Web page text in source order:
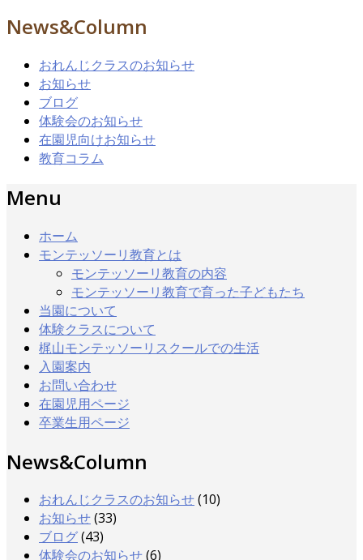
News&Column
おれんじクラスのお知らせ
お知らせ
ブログ
体験会のお知らせ
在園児向けお知らせ
教育コラム
Menu
ホーム
モンテッソーリ教育とは
モンテッソーリ教育の内容
モンテッソーリ教育で育った子どもたち
当園について
体験クラスについて
梶山モンテッソーリスクールでの生活
入園案内
お問い合わせ
在園児用ページ
卒業生用ページ
News&Column
おれんじクラスのお知らせ(10)
お知らせ(33)
ブログ(43)
体験会のお知らせ(6)